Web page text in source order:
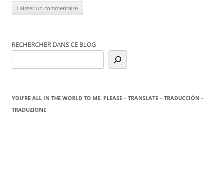
RECHERCHER DANS CE BLOG
YOU’RE ALL IN THE WORLD TO ME. PLEASE – TRANSLATE – TRADUCCIÓN –
TRADUZIONE